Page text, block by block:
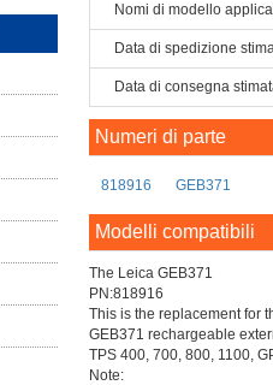
Nomi di modello
Data di spedizione
Data di consegna
Numeri di parte
818916 GEB371
Modelli compatibili
The Leica GEB371
PN:818916
This is the replacement for
GEB371 rechargeable
TPS 400, 700, 800, 1100,
Note: